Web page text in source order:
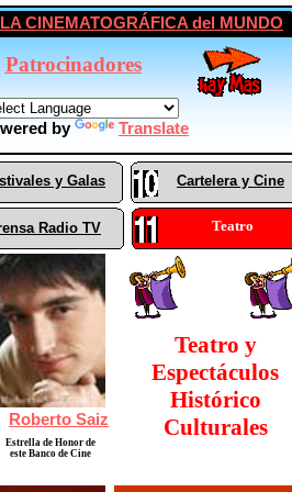
by Translate
Radio TV
y Galas Cartelera y Cine
Teatro
Estrella de Honor de
este Banco de Cine
Roberto Saiz
Teatro y
Espectáculos
Histórico
Culturales
CINEMATOGRÁFICA del MUNDO
Patrocinadores